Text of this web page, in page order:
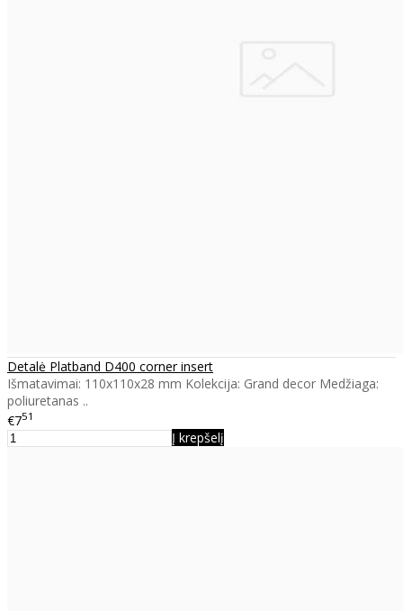
Detalė Platband D400 corner insert
Išmatavimai: 110x110x28 mm Kolekcija: Grand decor Medžiaga:
poliuretanas ..
€751
Į krepšelį